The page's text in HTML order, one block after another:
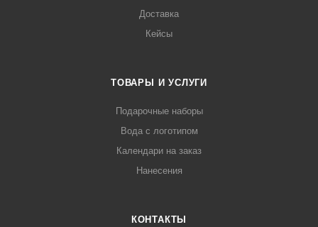
Доставка
Кейсы
ТОВАРЫ И УСЛУГИ
Подарочные наборы
Вода с логотипом
Календари на заказ
Нанесения
КОНТАКТЫ